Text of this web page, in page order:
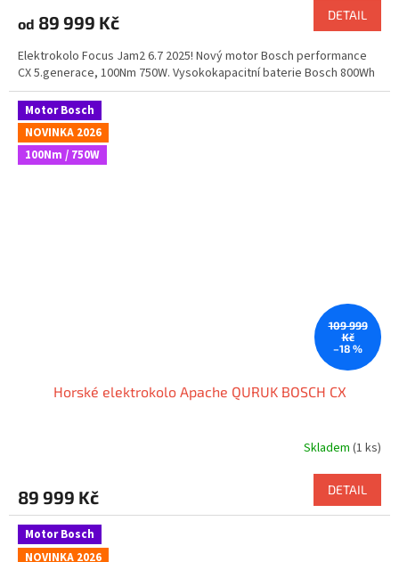
od 89 999 Kč DETAIL
Elektrokolo Focus Jam2 6.7 2025! Nový motor Bosch performance
CX 5.generace, 100Nm 750W. Vysokokapacitní baterie Bosch 800Wh
Motor Bosch
NOVINKA 2026
100Nm / 750W
109 999
Kč
–18 %
Horské elektrokolo Apache QURUK BOSCH CX
Skladem (1 ks)
89 999 Kč DETAIL
Motor Bosch
NOVINKA 2026